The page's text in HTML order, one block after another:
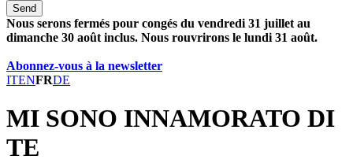
Send
Nous serons fermés pour congés du vendredi 31 juillet au
dimanche 30 août inclus. Nous rouvrirons le lundi 31 août.
Abonnez-vous à la newsletter
ITENFRDE
MI SONO INNAMORATO DI
TE